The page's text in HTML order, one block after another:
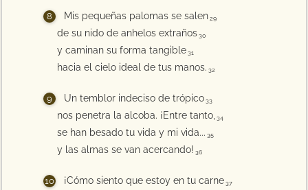
Mis pequeñas palomas se salen 29
de su nido de anhelos extraños 30
y caminan su forma tangible 31
hacia el cielo ideal de tus manos. 32
Un temblor indeciso de trópico 33
nos penetra la alcoba. ¡Entre tanto, 34
se han besado tu vida y mi vida... 35
y las almas se van acercando! 36
¡Cómo siento que estoy en tu carne 37